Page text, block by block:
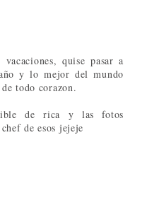
quise pasar a
y lo mejor del mundo
todo corazon.
de rica y las fotos
de esos jejeje